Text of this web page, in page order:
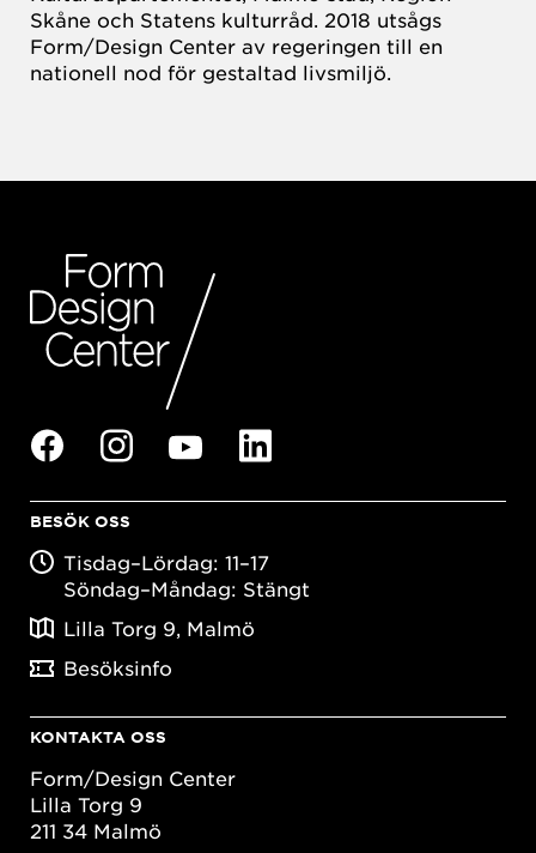
Skåne och Statens kulturråd. 2018 utsågs
Form/Design Center av regeringen till en
nationell nod för gestaltad livsmiljö.
BESÖK OSS
Tisdag–Lördag: 11–17
Söndag–Måndag: Stängt
Lilla Torg 9, Malmö
Besöksinfo
KONTAKTA OSS
Form/Design Center
Lilla Torg 9
211 34 Malmö